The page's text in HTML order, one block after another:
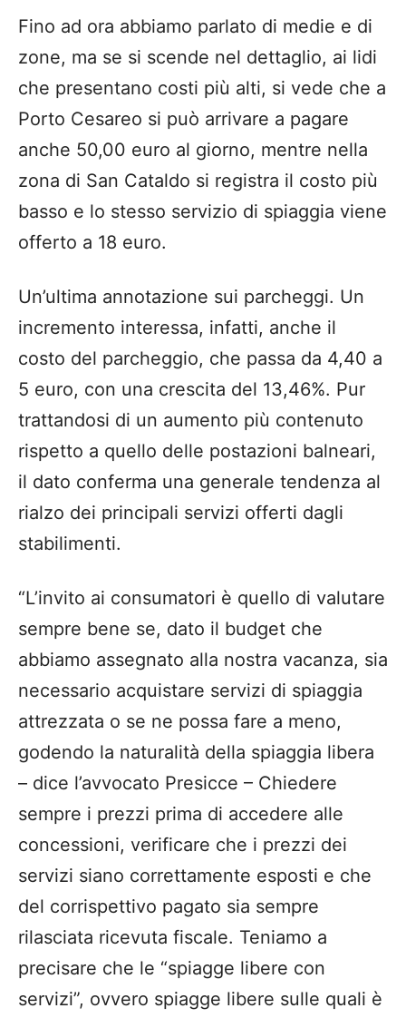
Fino ad ora abbiamo parlato di medie e di
zone, ma se si scende nel dettaglio, ai lidi
che presentano costi più alti, si vede che a
Porto Cesareo si può arrivare a pagare
anche 50,00 euro al giorno, mentre nella
zona di San Cataldo si registra il costo più
basso e lo stesso servizio di spiaggia viene
offerto a 18 euro.
Un’ultima annotazione sui parcheggi. Un
incremento interessa, infatti, anche il
costo del parcheggio, che passa da 4,40 a
5 euro, con una crescita del 13,46%. Pur
trattandosi di un aumento più contenuto
rispetto a quello delle postazioni balneari,
il dato conferma una generale tendenza al
rialzo dei principali servizi offerti dagli
stabilimenti.
“L’invito ai consumatori è quello di valutare
sempre bene se, dato il budget che
abbiamo assegnato alla nostra vacanza, sia
necessario acquistare servizi di spiaggia
attrezzata o se ne possa fare a meno,
godendo la naturalità della spiaggia libera
– dice l’avvocato Presicce – Chiedere
sempre i prezzi prima di accedere alle
concessioni, verificare che i prezzi dei
servizi siano correttamente esposti e che
del corrispettivo pagato sia sempre
rilasciata ricevuta fiscale. Teniamo a
precisare che le “spiagge libere con
servizi”, ovvero spiagge libere sulle quali è